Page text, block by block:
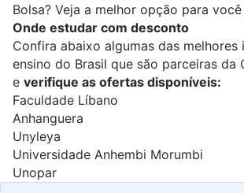
Bolsa? Veja a melhor opção para você
Onde estudar com desconto
Confira abaixo algumas das melhores
ensino do Brasil que são parceiras da
e verifique as ofertas disponíveis:
Faculdade Líbano
Anhanguera
Unyleya
Universidade Anhembi Morumbi
Unopar